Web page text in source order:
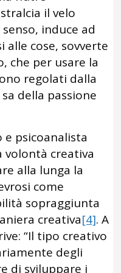
il velo
induce ad
cose, sovverte
che per usare la
regolati dalla
della passione
psicoanalista
volontà creativa
alla lunga la
come
sopraggiunta
creativa[4]. A
“Il tipo creativo
degli
di sviluppare i